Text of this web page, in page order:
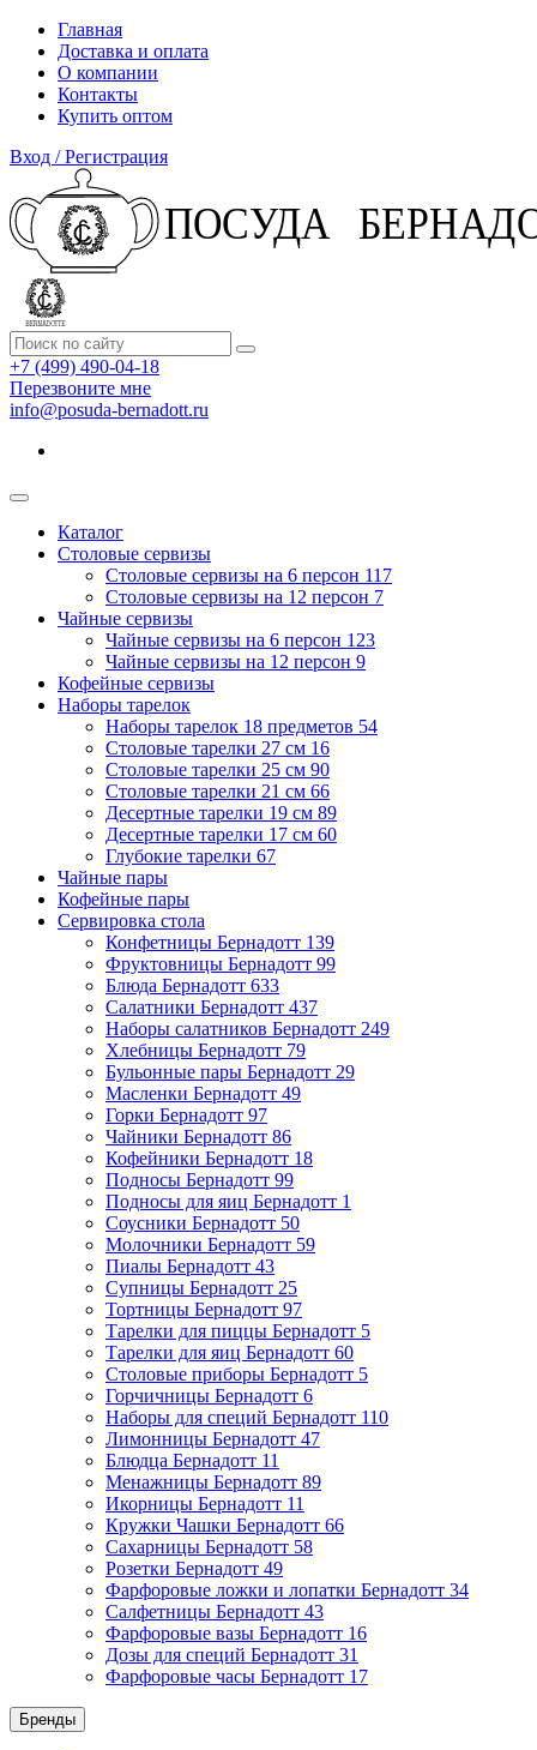
Главная
Доставка и оплата
О компании
Контакты
Купить оптом
Вход / Регистрация
+7 (499) 490-04-18
Перезвоните мне
info@posuda-bernadott.ru
Каталог
Столовые сервизы
Столовые сервизы на 6 персон 117
Столовые сервизы на 12 персон 7
Чайные сервизы
Чайные сервизы на 6 персон 123
Чайные сервизы на 12 персон 9
Кофейные сервизы
Наборы тарелок
Наборы тарелок 18 предметов 54
Столовые тарелки 27 см 16
Столовые тарелки 25 см 90
Столовые тарелки 21 см 66
Десертные тарелки 19 см 89
Десертные тарелки 17 см 60
Глубокие тарелки 67
Чайные пары
Кофейные пары
Сервировка стола
Конфетницы Бернадотт 139
Фруктовницы Бернадотт 99
Блюда Бернадотт 633
Салатники Бернадотт 437
Наборы салатников Бернадотт 249
Хлебницы Бернадотт 79
Бульонные пары Бернадотт 29
Масленки Бернадотт 49
Горки Бернадотт 97
Чайники Бернадотт 86
Кофейники Бернадотт 18
Подносы Бернадотт 99
Подносы для яиц Бернадотт 1
Соусники Бернадотт 50
Молочники Бернадотт 59
Пиалы Бернадотт 43
Супницы Бернадотт 25
Тортницы Бернадотт 97
Тарелки для пиццы Бернадотт 5
Тарелки для яиц Бернадотт 60
Столовые приборы Бернадотт 5
Горчичницы Бернадотт 6
Наборы для специй Бернадотт 110
Лимонницы Бернадотт 47
Блюдца Бернадотт 11
Менажницы Бернадотт 89
Икорницы Бернадотт 11
Кружки Чашки Бернадотт 66
Сахарницы Бернадотт 58
Розетки Бернадотт 49
Фарфоровые ложки и лопатки Бернадотт 34
Салфетницы Бернадотт 43
Фарфоровые вазы Бернадотт 16
Дозы для специй Бернадотт 31
Фарфоровые часы Бернадотт 17
Бренды